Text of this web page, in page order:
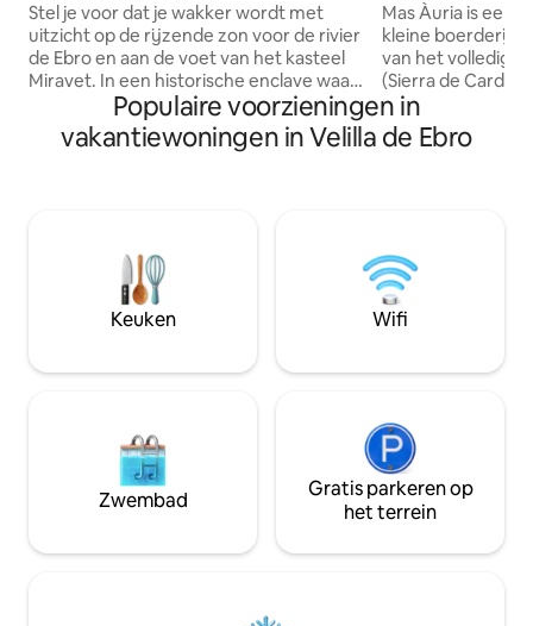
Stel je voor dat je wakker wordt met
uitzicht op de rijzende zon voor de rivier
de Ebro en aan de voet van het kasteel
Miravet. In een historische enclave waar
sereniteit heerst. Wij zijn Aurelio en
Joaquim, en we nodigen je uit om te
genieten van een gezellig exclusief
de bomen naast het ecologische
een uitnodiging tot contemplatie, de
beoefening van chi kung, yoga of
Mas Àuria is een
kleine boerderij,
van het volledig
(Sierra de Cardó)
panorama 's van
de Ebro Delta.
om te
prachtige
die zijn
voelen en te
onvergetelijke
Populaire voorzieningen in
vakantiewoningen in Velilla de Ebro
Keuken Wifi
Zwembad
Gratis parkeren op
het terrein